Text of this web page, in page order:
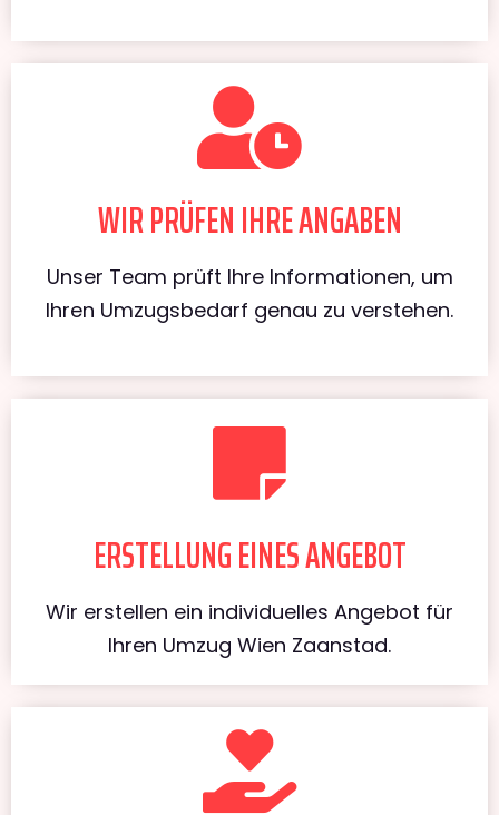
WIR PRÜFEN IHRE ANGABEN
Unser Team prüft Ihre Informationen, um
Ihren Umzugsbedarf genau zu verstehen.
ERSTELLUNG EINES ANGEBOT
Wir erstellen ein individuelles Angebot für
Ihren Umzug Wien Zaanstad.